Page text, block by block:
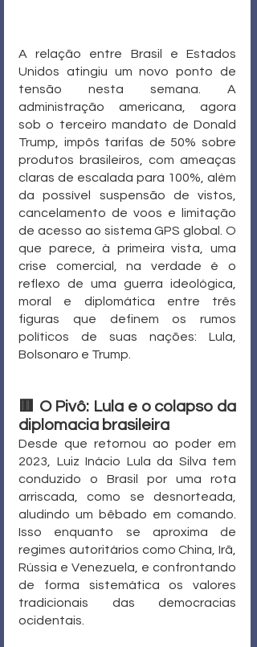
A relação entre Brasil e Estados
Unidos atingiu um novo ponto de
tensão nesta semana. A
administração americana, agora
sob o terceiro mandato de Donald
Trump, impôs tarifas de 50% sobre
produtos brasileiros, com ameaças
claras de escalada para 100%, além
da possível suspensão de vistos,
cancelamento de voos e limitação
de acesso ao sistema GPS global. O
que parece, à primeira vista, uma
crise comercial, na verdade é o
reflexo de uma guerra ideológica,
moral e diplomática entre três
figuras que definem os rumos
políticos de suas nações: Lula,
Bolsonaro e Trump.
🟥 O Pivô: Lula e o colapso da
diplomacia brasileira
Desde que retornou ao poder em
2023, Luiz Inácio Lula da Silva tem
conduzido o Brasil por uma rota
arriscada, como se desnorteada,
aludindo um bêbado em comando.
Isso enquanto se aproxima de
regimes autoritários como China, Irã,
Rússia e Venezuela, e confrontando
de forma sistemática os valores
tradicionais das democracias
ocidentais.